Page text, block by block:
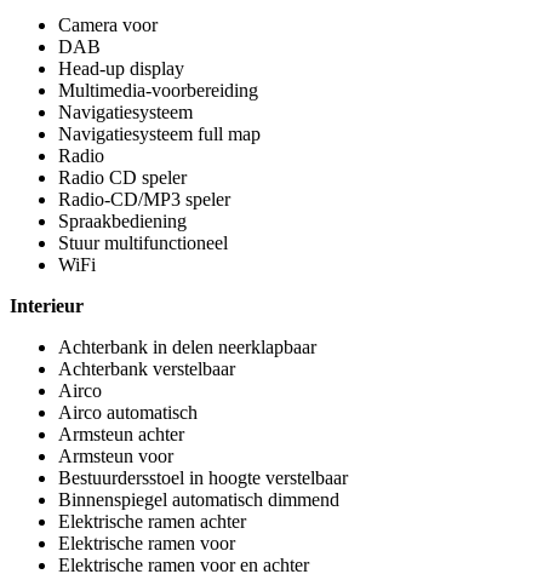
Camera voor
DAB
Head-up display
Multimedia-voorbereiding
Navigatiesysteem
Navigatiesysteem full map
Radio
Radio CD speler
Radio-CD/MP3 speler
Spraakbediening
Stuur multifunctioneel
WiFi
Interieur
Achterbank in delen neerklapbaar
Achterbank verstelbaar
Airco
Airco automatisch
Armsteun achter
Armsteun voor
Bestuurdersstoel in hoogte verstelbaar
Binnenspiegel automatisch dimmend
Elektrische ramen achter
Elektrische ramen voor
Elektrische ramen voor en achter